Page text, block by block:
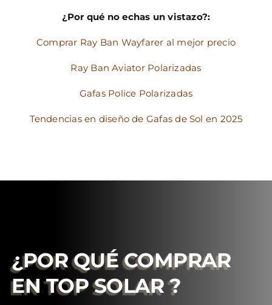
¿Por qué no echas un vistazo?:
Comprar Ray Ban Wayfarer al mejor precio
Ray Ban Aviator Polarizadas
Gafas Police Polarizadas
Tendencias en diseño de Gafas de Sol en 2025
¿POR QUÉ COMPRAR
EN TOP SOLAR ?